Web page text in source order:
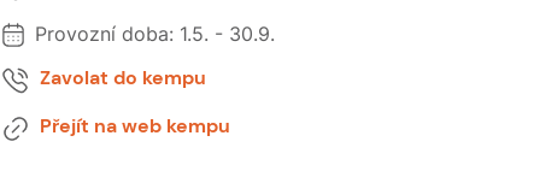
Provozní doba: 1.5. - 30.9.
Zavolat do kempu
Přejít na web kempu